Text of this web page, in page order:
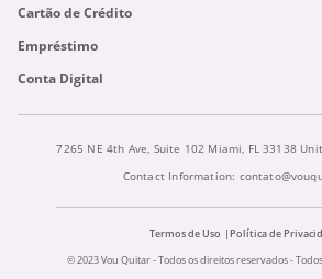
Cartão de Crédito
Empréstimo
Conta Digital
7265 NE 4th Ave, Suite 102 Miami, FL 33138
Contact Information:
Termos de Uso
Política de
© 2023 Vou Quitar - Todos os direitos reservados -